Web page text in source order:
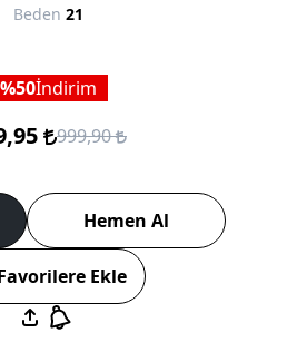
Beden 21
50İndirim
999,90
Hemen Al
Ekle